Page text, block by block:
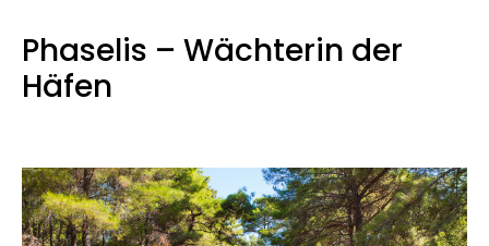
Phaselis – Wächterin der
Häfen